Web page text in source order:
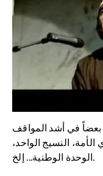
في أشد المواقف
النسيج الواحد،
الوحدة الوطنية... إلخ.